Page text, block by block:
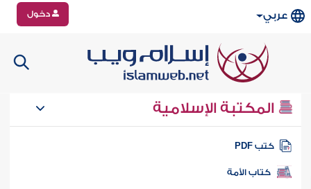
عربي دخول
المكتبة الإسلامية
كتب PDF